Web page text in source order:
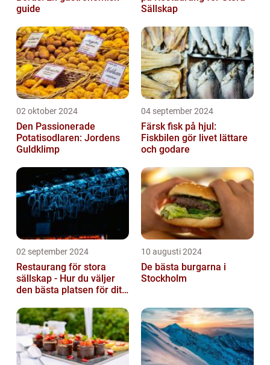
guide
Sällskap
02 oktober 2024
Den Passionerade
Potatisodlaren: Jordens
Guldklimp
04 september 2024
Färsk fisk på hjul:
Fiskbilen gör livet lättare
och godare
02 september 2024
Restaurang för stora
sällskap - Hur du väljer
den bästa platsen för ditt
10 augusti 2024
De bästa burgarna i
Stockholm